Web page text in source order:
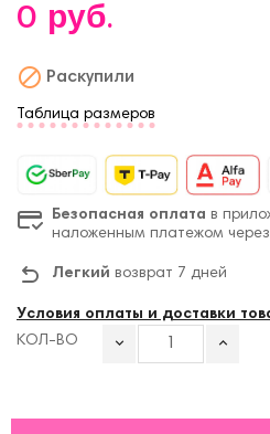
0 руб.
 Раскупили
Таблица размеров
Безопасная оплата в
наложенным платежом через
Легкий возврат 7 дней
Условия оплаты и доставки
КОЛ-ВО